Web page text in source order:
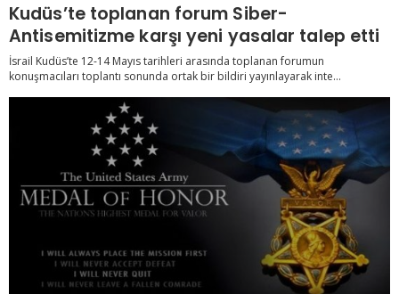
Kudüs’te toplanan forum Siber-
Antisemitizme karşı yeni yasalar talep etti
İsrail Kudüs’te 12-14 Mayıs tarihleri arasında toplanan forumun
konuşmacıları toplantı sonunda ortak bir bildiri yayınlayarak inte...